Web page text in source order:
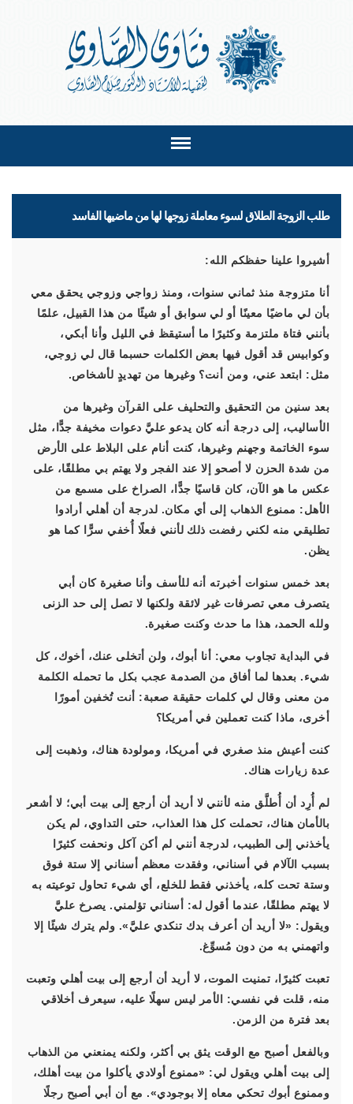
طلب الزوجة الطلاق لسوء معاملة زوجها لها من ماضيها الفاسد
أشيروا علينا حفظكم الله:
أنا متزوجة منذ ثماني سنوات، ومنذ زواجي وزوجي يحقق معي
بأن لي ماضيًا معينًا أو لي سوابق أو شيئًا من هذا القبيل، علمًا
بأنني فتاة ملتزمة وكثيرًا ما أستيقظ في الليل وأنا أبكي،
وكوابيس قد أقول فيها بعض الكلمات حسبما قال لي زوجي،
مثل: ابتعد عني، ومن أنت؟ وغيرها من تهديدٍ لأشخاص.
بعد سنين من التحقيق والتحليف على القرآن وغيرها من
الأساليب، إلى درجة أنه كان يدعو عليَّ دعوات مخيفة جدًّا، مثل
سوء الخاتمة وجهنم وغيرها، كنت أنام على البلاط على الأرض
من شدة الحزن لا أصحو إلا عند الفجر ولا يهتم بي مطلقًا، على
عكس ما هو الآن، كان قاسيًا جدًّا، الصراخ على مسمع من
الأهل: ممنوع الذهاب إلى أي مكان. لدرجة أن أهلي أرادوا
تطليقي منه لكني رفضت ذلك لأنني فعلًا أُخفي سرًّا كما هو
يظن.
بعد خمس سنوات أخبرته أنه للأسف وأنا صغيرة كان أبي
يتصرف معي تصرفات غير لائقة ولكنها لا تصل إلى حد الزنى
ولله الحمد، هذا ما حدث وكنت صغيرة.
في البداية تجاوب معي: أنا أبوك، ولن أتخلى عنك، أخوك، كل
شيء. بعدها لما أفاق من الصدمة عجب بكل ما تحمله الكلمة
من معنى وقال لي كلمات حقيقة صعبة: أنت تُخفين أمورًا
أخرى، ماذا كنت تعملين في أمريكا؟
كنت أعيش منذ صغري في أمريكا، ومولودة هناك، وذهبت إلى
عدة زيارات هناك.
لم أُرِد أن أُطلَّق منه لأنني لا أريد أن أرجع إلى بيت أبي؛ لا أشعر
بالأمان هناك، تحملت كل هذا العذاب، حتى التداوي، لم يكن
يأخذني إلى الطبيب، لدرجة أنني لم أكن آكل ونحفت كثيرًا
بسبب الآلام في أسناني، وفقدت معظم أسناني إلا ستة فوق
وستة تحت كله، يأخذني فقط للخلع، أي شيء تحاول توعيته به
لا يهتم مطلقًا، عندما أقول له: أسناني تؤلمني. يصرخ عليَّ
ويقول: «لا أريد أن أعرف بدك تنكدي عليَّ». ولم يترك شيئًا إلا
واتهمني به من دون مُسوِّغ.
تعبت كثيرًا، تمنيت الموت، لا أريد أن أرجع إلى بيت أهلي وتعبت
منه، قلت في نفسي: الأمر ليس سهلًا عليه، سيعرف أخلاقي
بعد فترة من الزمن.
وبالفعل أصبح مع الوقت يثق بي أكثر، ولكنه يمنعني من الذهاب
إلى بيت أهلي ويقول لي: «ممنوع أولادي يأكلوا من بيت أهلك،
وممنوع أبوك تحكي معاه إلا بوجودي». مع أن أبي أصبح رجلًا